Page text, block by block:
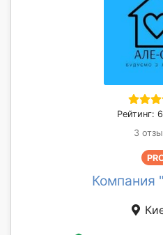
Рейтинг:
3
Компания